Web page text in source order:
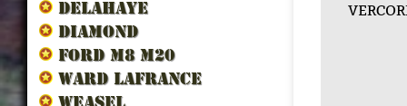
DELAHAYE
DIAMOND
FORD M8 M20
WARD LAFRANCE
WEASEL